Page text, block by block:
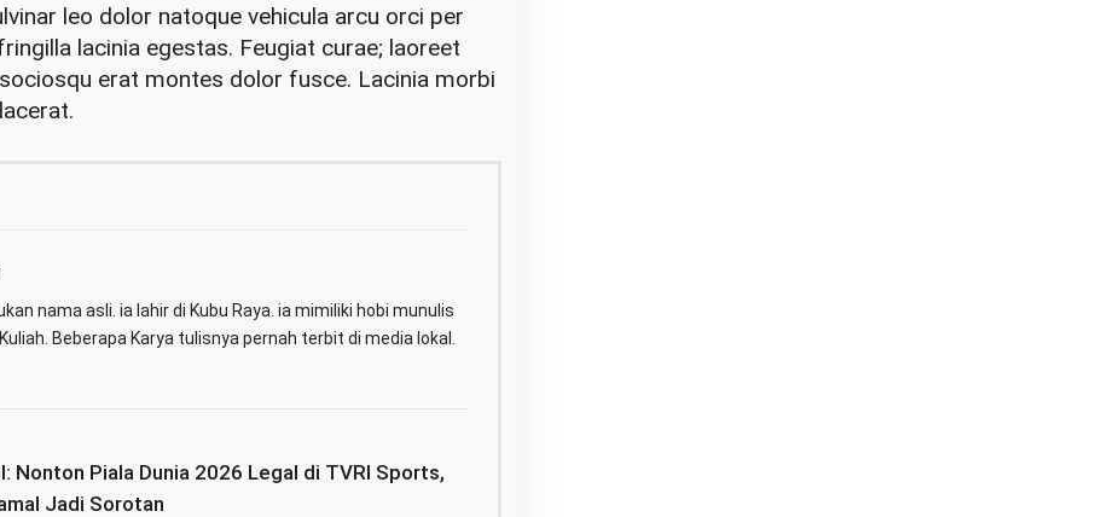
leo dolor natoque vehicula arcu orci per
lacinia egestas. Feugiat curae; laoreet
erat montes dolor fusce. Lacinia morbi
nama asli. ia lahir di Kubu Raya. ia mimiliki hobi munulis
Beberapa Karya tulisnya pernah terbit di media lokal.
Nonton Piala Dunia 2026 Legal di TVRI Sports,
Jadi Sorotan